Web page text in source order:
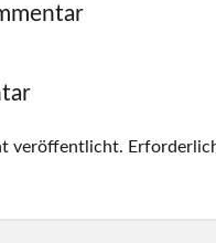
veröffentlicht.